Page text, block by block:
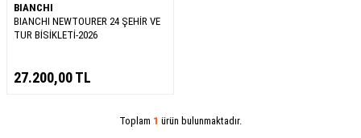
BIANCHI
BIANCHI NEWTOURER 24 ŞEHİR VE
TUR BİSİKLETİ-2026
27.200,00TL
Toplam 1 ürün bulunmaktadır.